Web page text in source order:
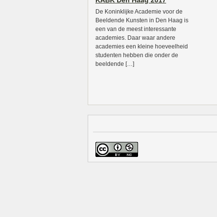
De Koninklijke Academie voor de
Beeldende Kunsten in Den Haag is
een van de meest interessante
academies. Daar waar andere
academies een kleine hoeveelheid
studenten hebben die onder de
beeldende […]